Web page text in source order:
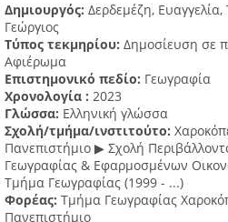
Δημιουργός: Δερδεμέζη, Ευαγγελία,
Γεώργιος
Τύπος τεκμηρίου: Δημοσίευση σε
Αφιέρωμα
Επιστημονικό πεδίο: Γεωγραφία
Χρονολογία : 2023
Γλώσσα: Ελληνική γλώσσα
Σχολή/τμήμα/ινστιτούτο:
Πανεπιστήμιο ▶ Σχολή
Γεωγραφίας & Εφαρμοσμένων
Τμήμα Γεωγραφίας (1999 - ...)
Φορέας: Τμήμα Γεωγραφίας
Πανεπιστήμιο